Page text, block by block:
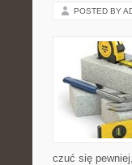
POSTED BY
czuć się